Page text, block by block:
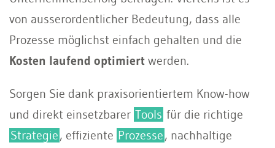
von ausserordentlicher Bedeutung, dass alle
Prozesse möglichst einfach gehalten und die
Kosten laufend optimiert werden.
Sorgen Sie dank praxisorientiertem Know-how
und direkt einsetzbarer Tools für die richtige
Strategie, effiziente Prozesse, nachhaltige